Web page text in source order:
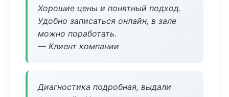
Хорошие цены и понятный подход.
Удобно записаться онлайн, в зале
можно поработать.
— Клиент компании
Диагностика подробная, выдали